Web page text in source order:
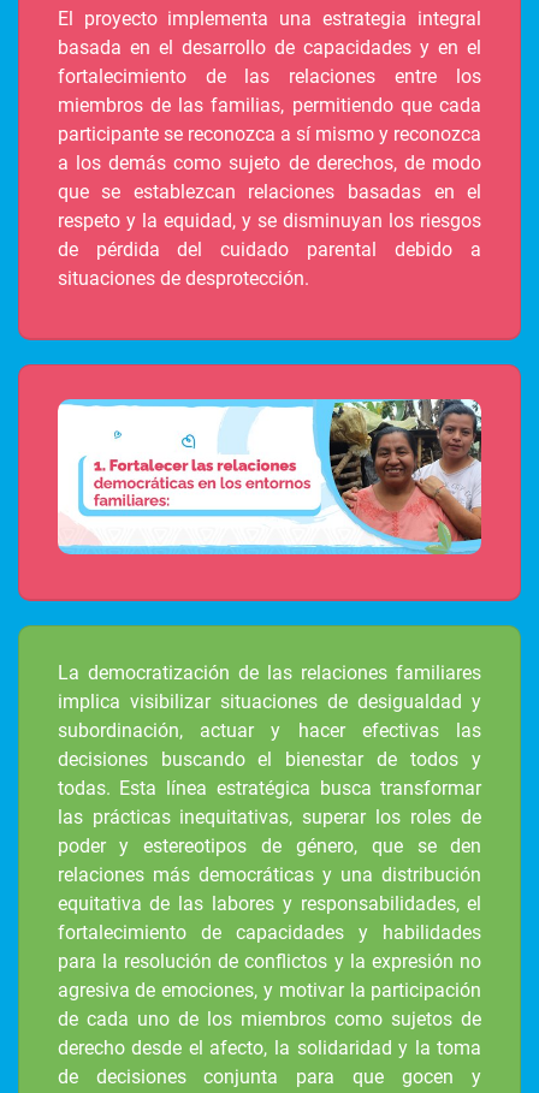
El proyecto implementa una estrategia integral
basada en el desarrollo de capacidades y en el
fortalecimiento de las relaciones entre los
miembros de las familias, permitiendo que cada
participante se reconozca a sí mismo y reconozca
a los demás como sujeto de derechos, de modo
que se establezcan relaciones basadas en el
respeto y la equidad, y se disminuyan los riesgos
de pérdida del cuidado parental debido a
situaciones de desprotección.
La democratización de las relaciones familiares
implica visibilizar situaciones de desigualdad y
subordinación, actuar y hacer efectivas las
decisiones buscando el bienestar de todos y
todas. Esta línea estratégica busca transformar
las prácticas inequitativas, superar los roles de
poder y estereotipos de género, que se den
relaciones más democráticas y una distribución
equitativa de las labores y responsabilidades, el
fortalecimiento de capacidades y habilidades
para la resolución de conflictos y la expresión no
agresiva de emociones, y motivar la participación
de cada uno de los miembros como sujetos de
derecho desde el afecto, la solidaridad y la toma
de decisiones conjunta para que gocen y